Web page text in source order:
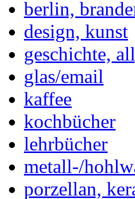
berlin,
design, kunst
geschichte,
glas/email
kaffee
kochbücher
lehrbücher
metall-/
porzellan,